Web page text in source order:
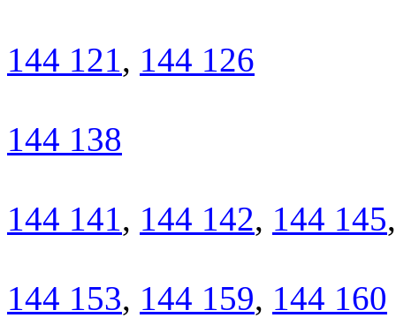
144 121, 144 126
144 138
144 141, 144 142, 144 145
144 153, 144 159, 144 160